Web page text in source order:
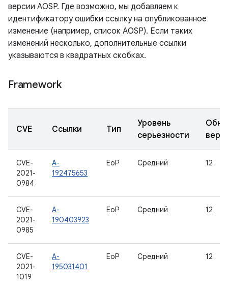
версии AOSP. Где возможно, мы добавляем к
идентификатору ошибки ссылку на опубликованное
изменение (например, список AOSP). Если таких
изменений несколько, дополнительные ссылки
указываются в квадратных скобках.
Framework
CVE Ссылки Тип
Уровень
серьезности
CVE-
2021-
0984
A-
192475653
EoP Средний 12
CVE-
2021-
0985
A-
190403923
EoP Средний 12
CVE-
2021-
1019
A-
195031401
EoP Средний 12